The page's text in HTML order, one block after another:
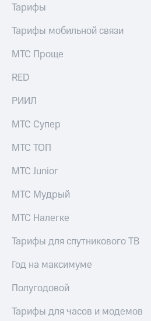
Семейная
доступ
к геолокации
Кино,
книги
и не
только
Безопасность
Финансы
Детям
и фитнес
что
полезного
в нашем
Музыка
КИОН
Гудок
МТС
приложения
Инвестиции
Получайте
Тарифы
Тарифы мобильной связи
МТС Проще
RED
РИИЛ
МТС Супер
МТС ТОП
МТС Junior
МТС Мудрый
МТС Налегке
Тарифы для спутникового ТВ
Год на максимуме
Полугодовой
Тарифы для часов и модемов